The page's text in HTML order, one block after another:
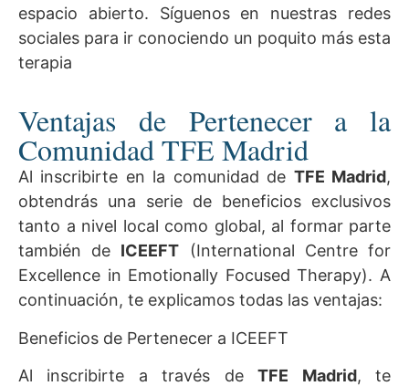
espacio abierto. Síguenos en nuestras redes
sociales para ir conociendo un poquito más esta
terapia
Ventajas de Pertenecer a la
Comunidad TFE Madrid
Al inscribirte en la comunidad de TFE Madrid,
obtendrás una serie de beneficios exclusivos
tanto a nivel local como global, al formar parte
también de ICEEFT (International Centre for
Excellence in Emotionally Focused Therapy). A
continuación, te explicamos todas las ventajas:
Beneficios de Pertenecer a ICEEFT
Al inscribirte a través deTFE Madrid, te